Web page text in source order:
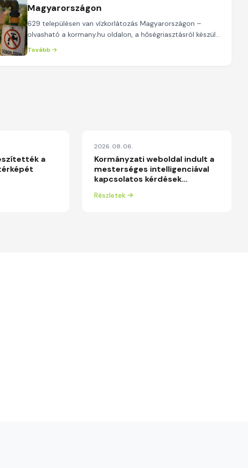
Magyarországon
629 településen van vízkorlátozás Magyarországon –
olvasható a kormany.hu oldalon, a hőségriasztásról készült,
szerda reggel közzétett jelentésben. A ...
Tovább
a
2026. 08. 06.
Kormányzati weboldal indult a
mesterséges intelligenciával
kapcsolatos kérdések
Részletek